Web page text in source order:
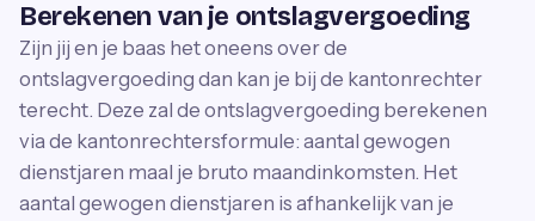
Berekenen van je ontslagvergoeding
Zijn jij en je baas het oneens over de
ontslagvergoeding dan kan je bij de kantonrechter
terecht. Deze zal de ontslagvergoeding berekenen
via de kantonrechtersformule: aantal gewogen
dienstjaren maal je bruto maandinkomsten. Het
aantal gewogen dienstjaren is afhankelijk van je